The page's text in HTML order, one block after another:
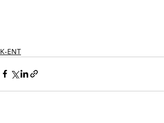
K-ENT